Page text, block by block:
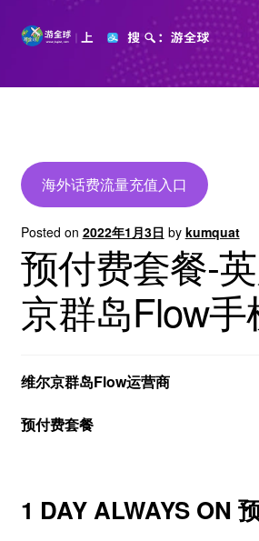
Skip
Skip
首页
公司介绍
海外话费流量充值入口
Posted on 2022年1月3日 by kumquat
预付费套餐-
京群岛Flow
维尔京群岛Flow运营商
预付费套餐
1 DAY ALWAYS ON